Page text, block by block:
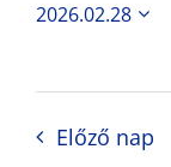
2026.02.28
Előző nap